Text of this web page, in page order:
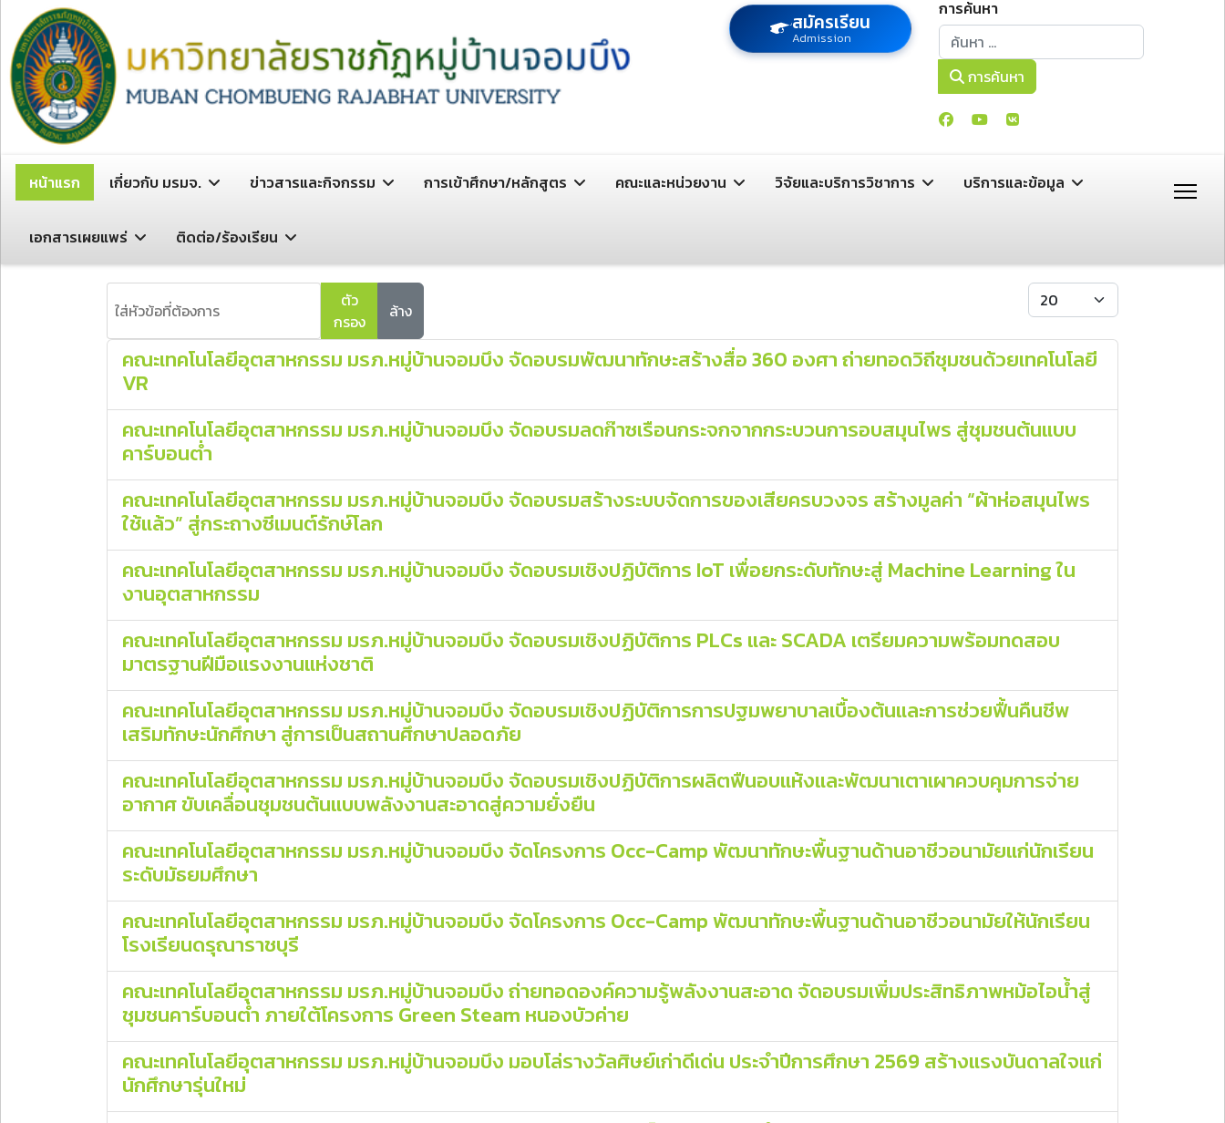
สมัครเรียน
Admission
การค้นหา
การค้นหา
การค้นหา
หน้าแรก เกี่ยวกับ มรมจ. ข่าวสารและกิจกรรม การเข้าศึกษา/หลักสูตร คณะและหน่วยงาน วิจัยและบริการวิชาการ บริการและข้อมูล
เอกสารเผยแพร่ ติดต่อ/ร้องเรียน
ตัว
กรอง
ล้าง
แสดง #
คณะเทคโนโลยีอุตสาหกรรม มรภ.หมู่บ้านจอมบึง จัดอบรมพัฒนาทักษะสร้างสื่อ 360 องศา ถ่ายทอดวิถีชุมชนด้วยเทคโนโลยี
VR
คณะเทคโนโลยีอุตสาหกรรม มรภ.หมู่บ้านจอมบึง จัดอบรมลดก๊าซเรือนกระจกจากกระบวนการอบสมุนไพร สู่ชุมชนต้นแบบ
คาร์บอนต่ำ
คณะเทคโนโลยีอุตสาหกรรม มรภ.หมู่บ้านจอมบึง จัดอบรมสร้างระบบจัดการของเสียครบวงจร สร้างมูลค่า “ผ้าห่อสมุนไพร
ใช้แล้ว” สู่กระถางซีเมนต์รักษ์โลก
คณะเทคโนโลยีอุตสาหกรรม มรภ.หมู่บ้านจอมบึง จัดอบรมเชิงปฏิบัติการ IoT เพื่อยกระดับทักษะสู่ Machine Learning ใน
งานอุตสาหกรรม
คณะเทคโนโลยีอุตสาหกรรม มรภ.หมู่บ้านจอมบึง จัดอบรมเชิงปฏิบัติการ PLCs และ SCADA เตรียมความพร้อมทดสอบ
มาตรฐานฝีมือแรงงานแห่งชาติ
คณะเทคโนโลยีอุตสาหกรรม มรภ.หมู่บ้านจอมบึง จัดอบรมเชิงปฏิบัติการการปฐมพยาบาลเบื้องต้นและการช่วยฟื้นคืนชีพ
เสริมทักษะนักศึกษา สู่การเป็นสถานศึกษาปลอดภัย
คณะเทคโนโลยีอุตสาหกรรม มรภ.หมู่บ้านจอมบึง จัดอบรมเชิงปฏิบัติการผลิตฟืนอบแห้งและพัฒนาเตาเผาควบคุมการจ่าย
อากาศ ขับเคลื่อนชุมชนต้นแบบพลังงานสะอาดสู่ความยั่งยืน
คณะเทคโนโลยีอุตสาหกรรม มรภ.หมู่บ้านจอมบึง จัดโครงการ Occ-Camp พัฒนาทักษะพื้นฐานด้านอาชีวอนามัยแก่นักเรียน
ระดับมัธยมศึกษา
คณะเทคโนโลยีอุตสาหกรรม มรภ.หมู่บ้านจอมบึง จัดโครงการ Occ-Camp พัฒนาทักษะพื้นฐานด้านอาชีวอนามัยให้นักเรียน
โรงเรียนดรุณาราชบุรี
คณะเทคโนโลยีอุตสาหกรรม มรภ.หมู่บ้านจอมบึง ถ่ายทอดองค์ความรู้พลังงานสะอาด จัดอบรมเพิ่มประสิทธิภาพหม้อไอน้ำสู่
ชุมชนคาร์บอนต่ำ ภายใต้โครงการ Green Steam หนองบัวค่าย
คณะเทคโนโลยีอุตสาหกรรม มรภ.หมู่บ้านจอมบึง มอบโล่รางวัลศิษย์เก่าดีเด่น ประจำปีการศึกษา 2569 สร้างแรงบันดาลใจแก่
นักศึกษารุ่นใหม่